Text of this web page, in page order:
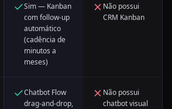
Sim — Kanban
com follow-up
automático
(cadência de
minutos a
meses)
Não possui
CRM Kanban
Chatbot Flow
drag-and-drop,
Não possui
chatbot visual